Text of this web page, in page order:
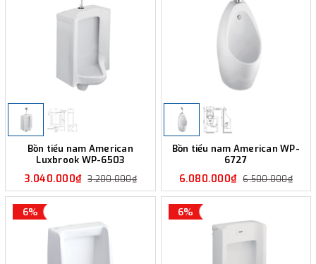
Bồn tiểu nam American
Luxbrook WP-6503
3.040.000₫ 3.200.000₫
Bồn tiểu nam American WP-
6727
6.080.000₫ 6.500.000₫
6% 6%